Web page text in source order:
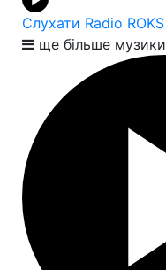
Слухати Radio ROKS
ще більше музики